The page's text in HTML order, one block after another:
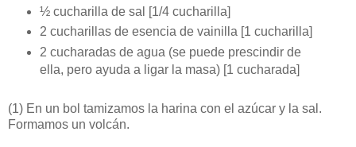
½ cucharilla de sal [1/4 cucharilla]
2 cucharillas de esencia de vainilla [1 cucharilla]
2 cucharadas de agua (se puede prescindir de
ella, pero ayuda a ligar la masa) [1 cucharada]
(1) En un bol tamizamos la harina con el azúcar y la sal.
Formamos un volcán.